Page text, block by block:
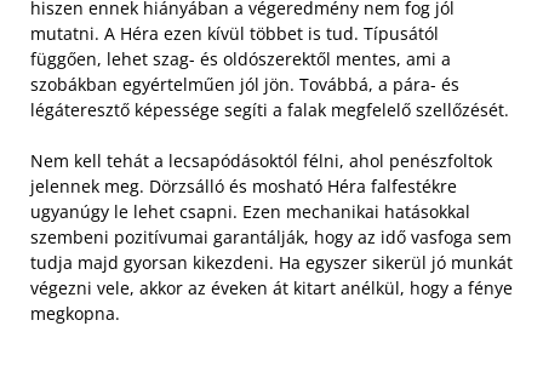
hiszen ennek hiányában a végeredmény nem fog jól
mutatni. A Héra ezen kívül többet is tud. Típusától
függően, lehet szag- és oldószerektől mentes, ami a
szobákban egyértelműen jól jön. Továbbá, a pára- és
légáteresztő képessége segíti a falak megfelelő szellőzését.
Nem kell tehát a lecsapódásoktól félni, ahol penészfoltok
jelennek meg. Dörzsálló és mosható Héra falfestékre
ugyanúgy le lehet csapni. Ezen mechanikai hatásokkal
szembeni pozitívumai garantálják, hogy az idő vasfoga sem
tudja majd gyorsan kikezdeni. Ha egyszer sikerül jó munkát
végezni vele, akkor az éveken át kitart anélkül, hogy a fénye
megkopna.